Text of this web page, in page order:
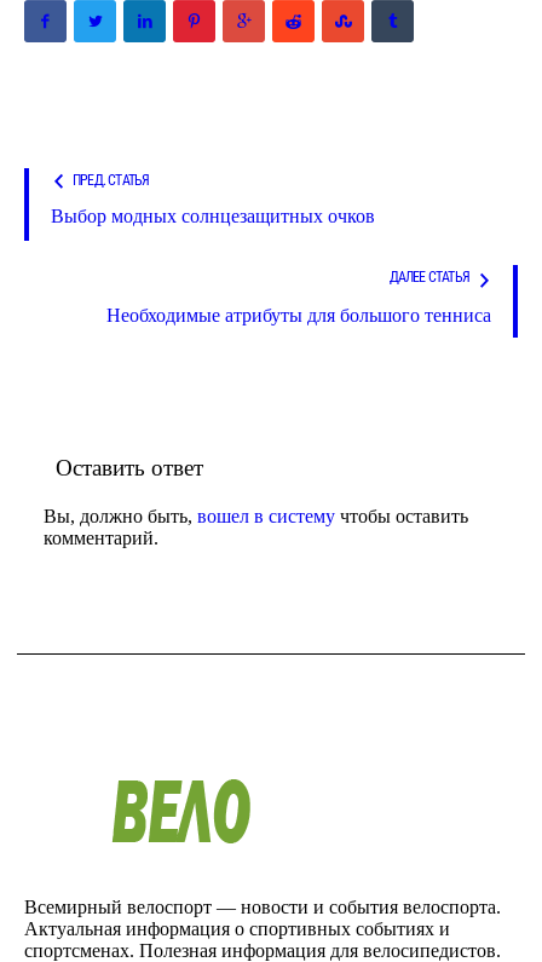
ПРЕД. СТАТЬЯ
Выбор модных солнцезащитных очков
ДАЛЕЕ СТАТЬЯ
Необходимые атрибуты для большого тенниса
Оставить ответ
Вы, должно быть,вошел в систему чтобы оставить
комментарий.
Всемирный велоспорт — новости и события велоспорта.
Актуальная информация о спортивных событиях и
спортсменах. Полезная информация для велосипедистов.